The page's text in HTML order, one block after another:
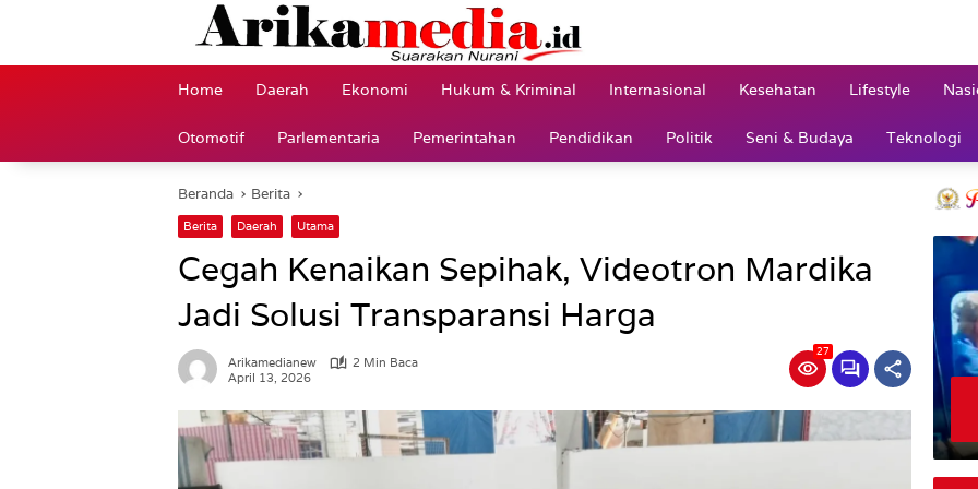
Home Daerah Ekonomi Hukum & Kriminal Internasional Kesehatan Lifestyle
Otomotif Parlementaria Pemerintahan Pendidikan Politik Seni & Budaya Teknologi
Beranda Berita
Berita Daerah Utama
Cegah Kenaikan Sepihak, Videotron Mardika
Jadi Solusi Transparansi Harga
Arikamedianew
2 Min Baca
April 13, 2026
27